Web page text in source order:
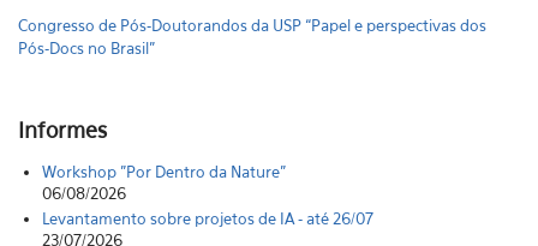
Congresso de Pós-Doutorandos da USP “Papel e perspectivas dos
Pós-Docs no Brasil"
Informes
Workshop "Por Dentro da Nature"
06/08/2026
Levantamento sobre projetos de IA - até 26/07
23/07/2026